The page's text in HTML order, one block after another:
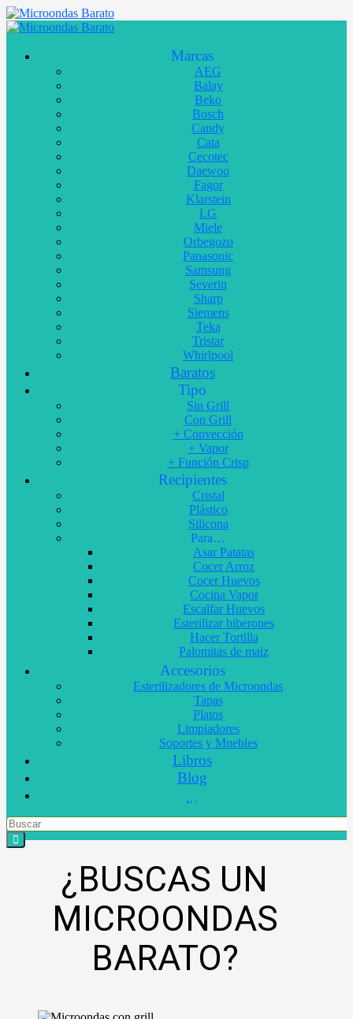
Marcas
AEG
Balay
Beko
Bosch
Candy
Cata
Cecotec
Daewoo
Fagor
Klarstein
LG
Miele
Orbegozo
Panasonic
Samsung
Severin
Sharp
Siemens
Teka
Tristar
Whirlpool
Baratos
Tipo
Sin Grill
Con Grill
+ Convección
+ Vapor
+ Función Crisp
Recipientes
Cristal
Plástico
Silicona
Para…
Asar Patatas
Cocer Arroz
Cocer Huevos
Cocina Vapor
Escalfar Huevos
Esterilizar biberones
Hacer Tortilla
Palomitas de maiz
Accesorios
Esterilizadores de Microondas
Tapas
Platos
Limpiadores
Soportes y Muebles
Libros
Blog
¿BUSCAS UN
MICROONDAS
BARATO?